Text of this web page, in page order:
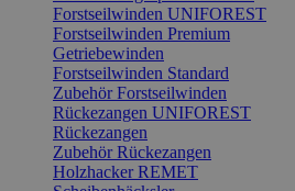
Forstseilwinden UNIFOREST
Forstseilwinden Premium
Getriebewinden
Forstseilwinden Standard
Zubehör Forstseilwinden
Rückezangen UNIFOREST
Rückezangen
Zubehör Rückezangen
Holzhacker REMET